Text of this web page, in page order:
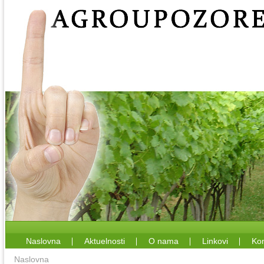
Naslovna Aktuelnosti O nama Linkovi
Naslovna